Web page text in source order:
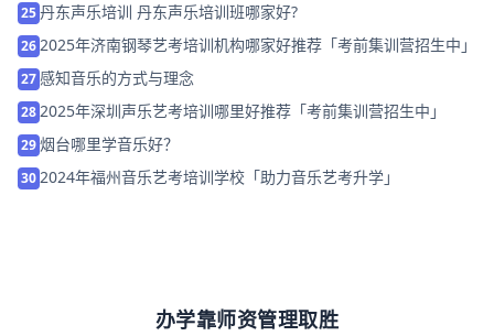
25丹东声乐培训 丹东声乐培训班哪家好?
262025年济南钢琴艺考培训机构哪家好推荐「考前集训营招生中」
27感知音乐的方式与理念
282025年深圳声乐艺考培训哪里好推荐「考前集训营招生中」
29烟台哪里学音乐好？
302024年福州音乐艺考培训学校「助力音乐艺考升学」
办学靠师资管理取胜